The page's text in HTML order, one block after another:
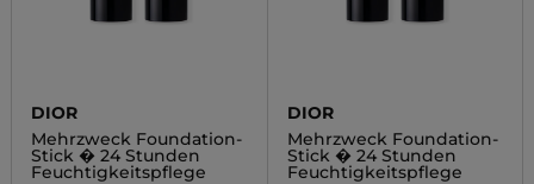
DIOR
Mehrzweck Foundation-
Stick � 24 Stunden
Feuchtigkeitspflege
DIOR
Mehrzweck Foundation-
Stick � 24 Stunden
Feuchtigkeitspflege